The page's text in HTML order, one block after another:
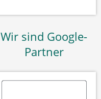
Wir sind Google-
Partner